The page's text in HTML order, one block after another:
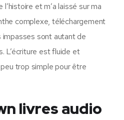
l’histoire et m’a laissé sur ma
complexe, téléchargement
sont autant de
L’écriture est fluide et
trop simple pour être
livres audio